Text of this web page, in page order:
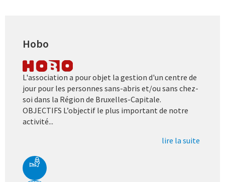
Hobo
L'association a pour objet la gestion d'un centre de
jour pour les personnes sans-abris et/ou sans chez-
soi dans la Région de Bruxelles-Capitale.
OBJECTIFS L’objectif le plus important de notre
activité...
lire la suite